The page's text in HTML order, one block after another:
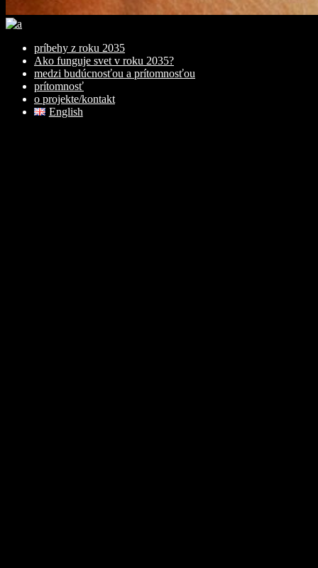
príbehy z roku 2035
Ako funguje svet v roku 2035?
medzi budúcnosťou a prítomnosťou
prítomnosť
o projekte/kontakt
English